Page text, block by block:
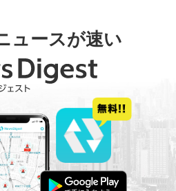
ュースが速い